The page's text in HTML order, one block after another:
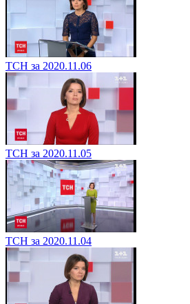
ТСН за 2020.11.06
ТСН за 2020.11.05
ТСН за 2020.11.04